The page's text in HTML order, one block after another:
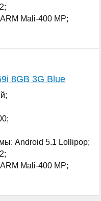
Mali-400 MP;
8GB 3G Blue
Android 5.1 Lollipop;
Mali-400 MP;